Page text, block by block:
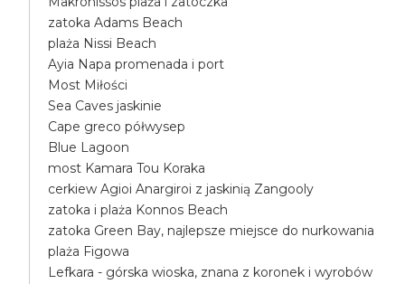
zatoka Adams Beach
plaża Nissi Beach
Ayia Napa promenada i port
Most Miłości
Sea Caves jaskinie
Cape greco półwysep
Blue Lagoon
most Kamara Tou Koraka
cerkiew Agioi Anargiroi z jaskinią Zangooly
zatoka i plaża Konnos Beach
zatoka Green Bay, najlepsze miejsce do nurkowania
plaża Figowa
Lefkara - górska wioska, znana z koronek i wyrobów